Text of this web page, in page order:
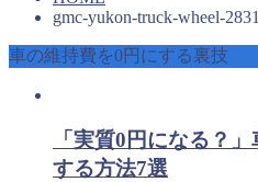
gmc-yukon-truck-wheel-
車の維持費を0円にする裏技
「実質0円になる？
する方法7選